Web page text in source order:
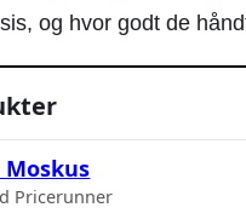
og hvor godt de
Moskus
Pricerunner